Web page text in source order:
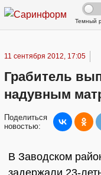
Темный
11 сентября 2012, 17:05
Грабитель
надувным
Поделиться
новостью:
В Заводском
задержали 23-